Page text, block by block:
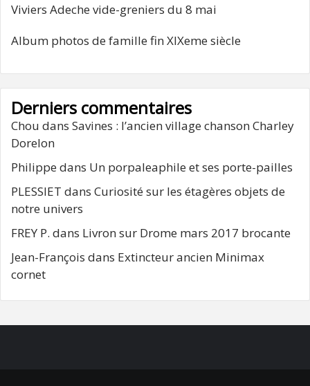
Viviers Adeche vide-greniers du 8 mai
Album photos de famille fin XIXeme siècle
Derniers commentaires
Chou dans Savines : l’ancien village chanson Charley
Dorelon
Philippe dans Un porpaleaphile et ses porte-pailles
PLESSIET dans Curiosité sur les étagères objets de
notre univers
FREY P. dans Livron sur Drome mars 2017 brocante
Jean-François dans Extincteur ancien Minimax
cornet